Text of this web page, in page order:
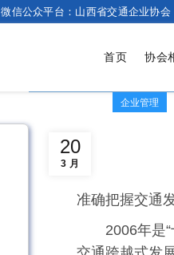
微信公众平台：山西省交通企业协会
首页 协会
20
3 月
企业管理
准确把握交通
2006年是